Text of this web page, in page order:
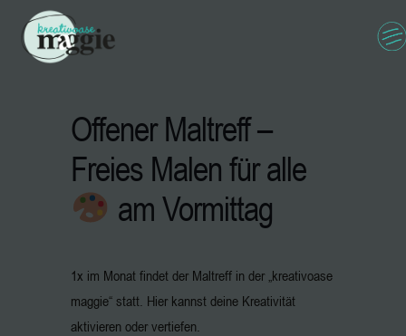
Offener Maltreff –
Freies Malen für alle
am Vormittag
1x im Monat findet der Maltreff in der „kreativoase
maggie“ statt. Hier kannst deine Kreativität
aktivieren oder vertiefen.